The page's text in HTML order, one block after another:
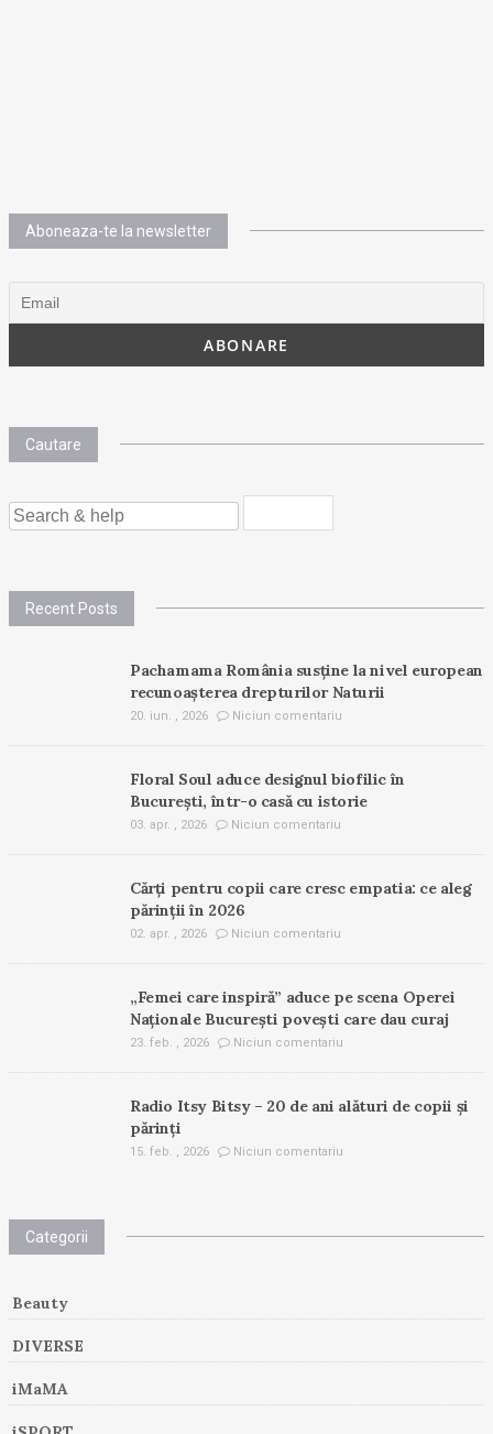
Aboneaza-te la newsletter
Cautare
SEARCH
FOR:
Recent Posts
Pachamama România susține la nivel european
recunoașterea drepturilor Naturii
20. iun. , 2026 Niciun comentariu
Floral Soul aduce designul biofilic în
București, într-o casă cu istorie
03. apr. , 2026 Niciun comentariu
Cărți pentru copii care cresc empatia: ce aleg
părinții în 2026
02. apr. , 2026 Niciun comentariu
„Femei care inspiră” aduce pe scena Operei
Naționale București povești care dau curaj
23. feb. , 2026 Niciun comentariu
Radio Itsy Bitsy – 20 de ani alături de copii și
părinți
15. feb. , 2026 Niciun comentariu
Categorii
Beauty
DIVERSE
iMaMA